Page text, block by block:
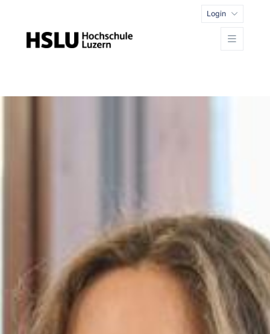
Login